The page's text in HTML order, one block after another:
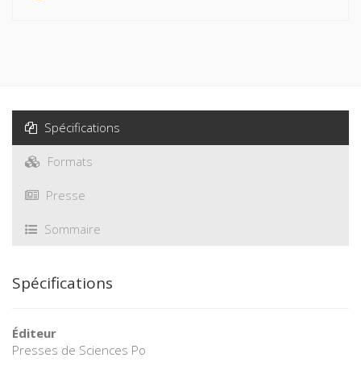
Spécifications
Formats
Presse
Sommaire
Spécifications
Éditeur
Presses de Sciences Po